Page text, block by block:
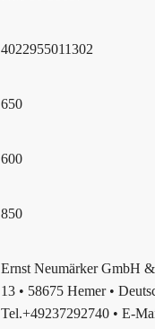
4022955011302
650
600
850
Ernst Neumärker GmbH
13 • 58675 Hemer •
Tel.+49237292740 • E-